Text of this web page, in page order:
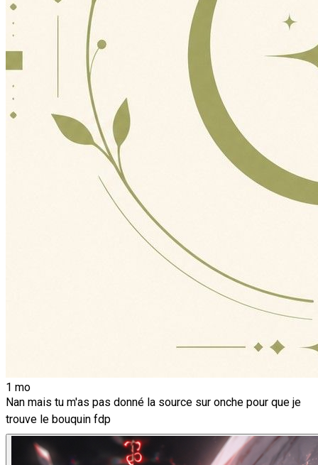
1 mo
Nan mais tu m'as pas donné la source sur onche pour que je
trouve le bouquin fdp